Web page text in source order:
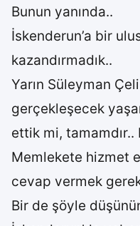
Bunun yanında..
İskenderun’a bir
kazandırmadık..
Yarın Süleyman
gerçekleşecek
ettik mi,
Memlekete hizmet
cevap vermek
Bir de şöyle